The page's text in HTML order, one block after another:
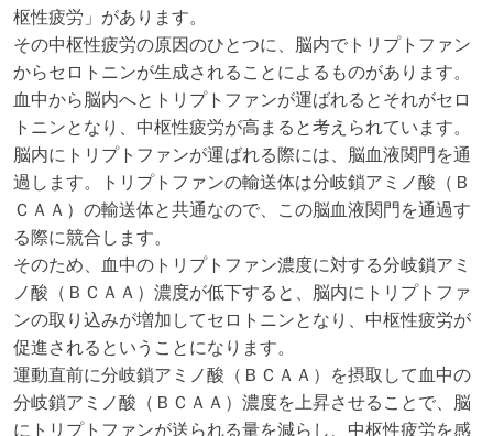
枢性疲労」があります。
その中枢性疲労の原因のひとつに、脳内でトリプトファン
からセロトニンが生成されることによるものがあります。
血中から脳内へとトリプトファンが運ばれるとそれがセロ
トニンとなり、中枢性疲労が高まると考えられています。
脳内にトリプトファンが運ばれる際には、脳血液関門を通
過します。トリプトファンの輸送体は分岐鎖アミノ酸（Ｂ
ＣＡＡ）の輸送体と共通なので、この脳血液関門を通過す
る際に競合します。
そのため、血中のトリプトファン濃度に対する分岐鎖アミ
ノ酸（ＢＣＡＡ）濃度が低下すると、脳内にトリプトファ
ンの取り込みが増加してセロトニンとなり、中枢性疲労が
促進されるということになります。
運動直前に分岐鎖アミノ酸（ＢＣＡＡ）を摂取して血中の
分岐鎖アミノ酸（ＢＣＡＡ）濃度を上昇させることで、脳
にトリプトファンが送られる量を減らし、中枢性疲労を感